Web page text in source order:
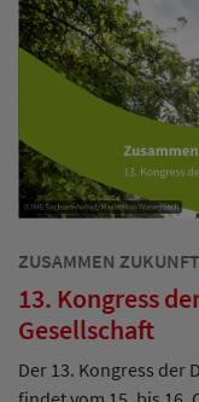
ZUSAMMEN
13. Kongress
Gesellschaft
Der 13. Kongress der